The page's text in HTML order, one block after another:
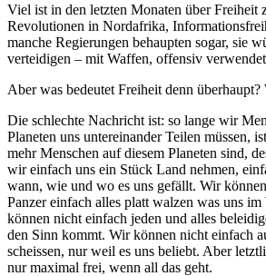
Viel ist in den letzten Monaten über Freiheit
Revolutionen in Nordafrika,
manche Regierungen behaupten sogar, sie
verteidigen – mit Waffen, offensiv
Aber was bedeutet Freiheit denn überhaupt?
Die schlechte Nachricht ist: so lange wir
Planeten uns untereinander Teilen müssen, ist
mehr Menschen auf diesem Planeten sind,
wir einfach uns ein Stück Land nehmen,
wann, wie und wo es uns gefällt. Wir
Panzer einfach alles platt walzen was uns
können nicht einfach jeden und alles
den Sinn kommt. Wir können nicht einfach
scheissen, nur weil es uns beliebt. Aber
nur maximal frei, wenn all das geht.